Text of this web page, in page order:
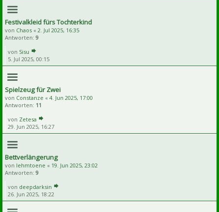
Festivalkleid fürs Tochterkind
von Chaos « 2. Jul 2025, 16:35
Antworten: 9
von Sisu
5. Jul 2025, 00:15
Spielzeug für Zwei
von Constanze « 4. Jun 2025, 17:00
Antworten: 11
von Zetesa
29. Jun 2025, 16:27
Bettverlängerung
von lehmtoene « 19. Jun 2025, 23:02
Antworten: 9
von deepdarksin
26. Jun 2025, 18:22